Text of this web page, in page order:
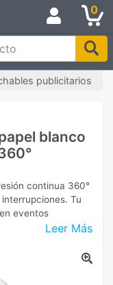
0
publicitarios
blanco
Leer Más
continua 360°
Tu
eventos